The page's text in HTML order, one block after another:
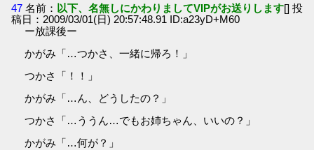
47 名前： 以下、名無しにかわりましてVIPがお送りします[] 投
稿日：2009/03/01(日) 20:57:48.91 ID:a23yD+M60
ー放課後ー
かがみ「…つかさ、一緒に帰ろ！」
つかさ「！！」
かがみ「…ん、どうしたの？」
つかさ「…ううん…でもお姉ちゃん、いいの？」
かがみ「…何が？」